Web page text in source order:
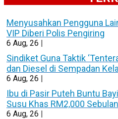
Menyusahkan Pengguna
VIP Diberi Polis Pengiring
6 Aug, 26 |
Sindiket Guna Taktik
dan Diesel di Sempadan
6 Aug, 26 |
Ibu di Pasir Puteh Buntu
Susu Khas RM2,000 Sebulan
6 Aug, 26 |